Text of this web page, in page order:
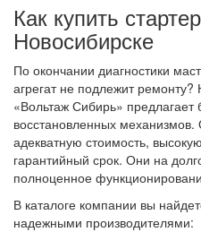
Как купить
Новосибирске
По окончании диагностики
агрегат не подлежит
«Вольтаж Сибирь»
восстановленных
адекватную стоимость,
гарантийный срок. Они на
полноценное
В каталоге компании вы
надежными производителями: